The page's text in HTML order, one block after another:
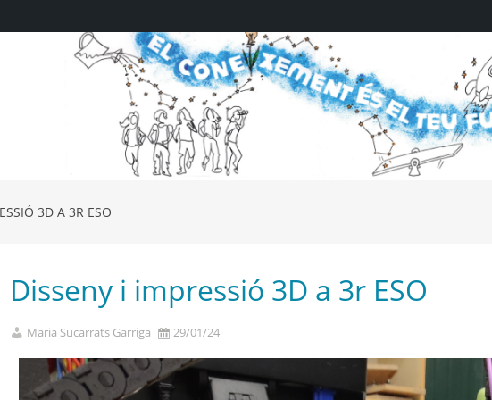
3D A 3R ESO
Disseny i impressió 3D a 3r ESO
Maria Sucarrats Garriga 29/01/24